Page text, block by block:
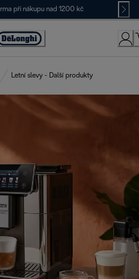
při nákupu nad 1200 kč
Letní slevy - Další produkty